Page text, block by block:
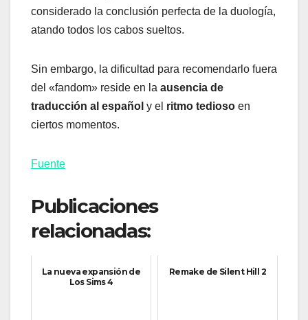
considerado la conclusión perfecta de la duología,
atando todos los cabos sueltos.
Sin embargo, la dificultad para recomendarlo fuera
del «fandom» reside en la ausencia de
traducción al español y el ritmo tedioso en
ciertos momentos.
Fuente
Publicaciones
relacionadas:
La nueva expansión de
Los Sims 4
Remake de Silent Hill 2